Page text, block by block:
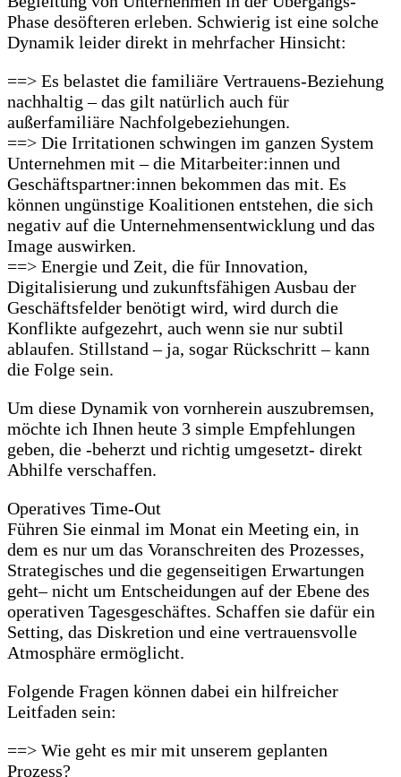
Phase desöfteren erleben. Schwierig ist eine solche
Dynamik leider direkt in mehrfacher Hinsicht:
==> Es belastet die familiäre Vertrauens-Beziehung
nachhaltig – das gilt natürlich auch für
außerfamiliäre Nachfolgebeziehungen.
==> Die Irritationen schwingen im ganzen System
Unternehmen mit – die Mitarbeiter:innen und
Geschäftspartner:innen bekommen das mit. Es
können ungünstige Koalitionen entstehen, die sich
negativ auf die Unternehmensentwicklung und das
Image auswirken.
==> Energie und Zeit, die für Innovation,
Digitalisierung und zukunftsfähigen Ausbau der
Geschäftsfelder benötigt wird, wird durch die
Konflikte aufgezehrt, auch wenn sie nur subtil
ablaufen. Stillstand – ja, sogar Rückschritt – kann
die Folge sein.
Um diese Dynamik von vornherein auszubremsen,
möchte ich Ihnen heute 3 simple Empfehlungen
geben, die -beherzt und richtig umgesetzt- direkt
Abhilfe verschaffen.
Operatives Time-Out
Führen Sie einmal im Monat ein Meeting ein, in
dem es nur um das Voranschreiten des Prozesses,
Strategisches und die gegenseitigen Erwartungen
geht– nicht um Entscheidungen auf der Ebene des
operativen Tagesgeschäftes. Schaffen sie dafür ein
Setting, das Diskretion und eine vertrauensvolle
Atmosphäre ermöglicht.
Folgende Fragen können dabei ein hilfreicher
Leitfaden sein:
==> Wie geht es mir mit unserem geplanten
Prozess?